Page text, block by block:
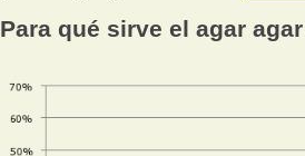
Para qué sirve el agar